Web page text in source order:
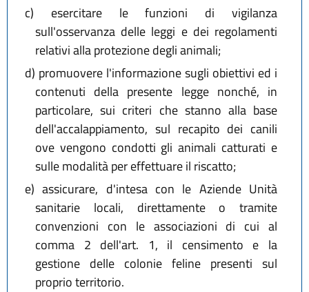
c) esercitare le funzioni di vigilanza
sull'osservanza delle leggi e dei regolamenti
relativi alla protezione degli animali;
d) promuovere l'informazione sugli obiettivi ed i
contenuti della presente legge nonché, in
particolare, sui criteri che stanno alla base
dell'accalappiamento, sul recapito dei canili
ove vengono condotti gli animali catturati e
sulle modalità per effettuare il riscatto;
e) assicurare, d'intesa con le Aziende Unità
sanitarie locali, direttamente o tramite
convenzioni con le associazioni di cui al
comma 2 dell'art. 1, il censimento e la
gestione delle colonie feline presenti sul
proprio territorio.